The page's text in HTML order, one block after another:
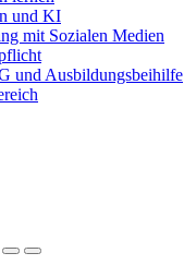
und KI
mit Sozialen Medien
und Ausbildungsbeihilfe